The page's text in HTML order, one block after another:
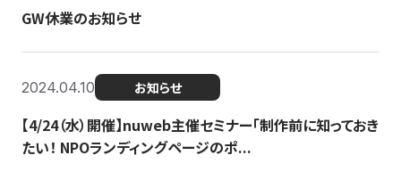
GW休業のお知らせ
2024.04.10 お知らせ
【4/24（水）開催】nuweb主催セミナー「制作前に知っておき
たい！ NPOランディングページのポ...